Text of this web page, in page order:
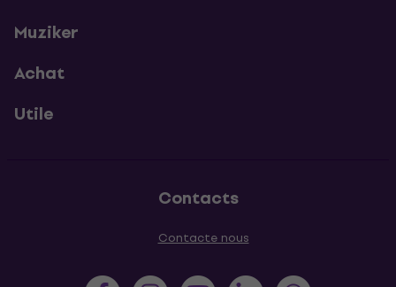
Muziker
Achat
Utile
Contacts
Contacte nous